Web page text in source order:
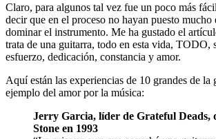
Claro, para algunos tal vez fue un poco más
decir que en el proceso no hayan puesto mucho
dominar el instrumento. Me ha gustado el
trata de una guitarra, todo en esta vida, TODO,
esfuerzo, dedicación, constancia y amor.
Aquí están las experiencias de 10 grandes de la
ejemplo del amor por la música:
Jerry Garcia, líder de Grateful Deads,
Stone en 1993